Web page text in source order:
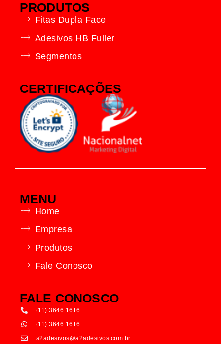
PRODUTOS
Fitas Dupla Face
Adesivos HB Fuller
Segmentos
CERTIFICAÇÕES
MENU
Home
Empresa
Produtos
Fale Conosco
FALE CONOSCO
(11) 3646.1616
(11) 3646.1616
a2adesivos@a2adesivos.com.br